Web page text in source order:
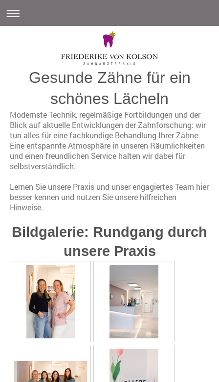
Gesunde Zähne für ein
schönes Lächeln
Modernste Technik, regelmäßige Fortbildungen und der
Blick auf aktuelle Entwicklungen der Zahnforschung: wir
tun alles für eine fachkundige Behandlung Ihrer Zähne.
Eine entspannte Atmosphäre in unseren Räumlichkeiten
und einen freundlichen Service halten wir dabei für
selbstverständlich.
Lernen Sie unsere Praxis und unser engagiertes Team hier
besser kennen und nutzen Sie unsere hilfreichen
Hinweise.
Bildgalerie: Rundgang durch
unsere Praxis